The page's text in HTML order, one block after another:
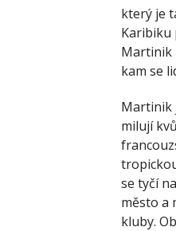
který je
Karibiku
Martinik
kam se
Martinik
milují
se tyčí
město a
kluby.